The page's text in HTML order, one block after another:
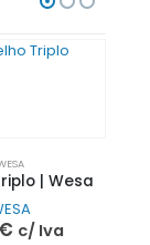
| Wesa
€ c/ Iva